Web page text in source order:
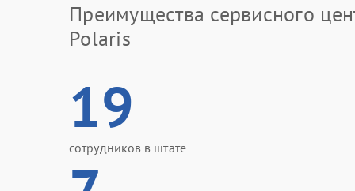
Преимущества сервисного
Polaris
19
сотрудников в штате